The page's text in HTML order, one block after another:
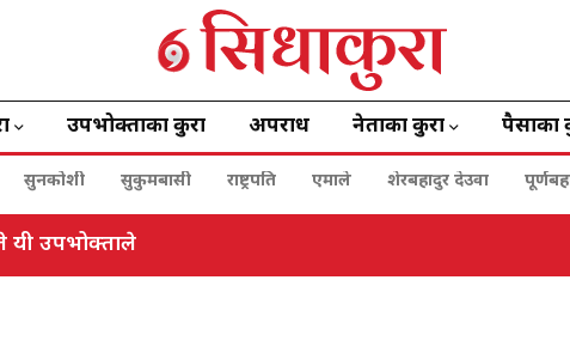
उपभोक्ताका कुरा अपराध नेताका कुरा पैसाका
सुनकोशी सुकुमबासी राष्ट्रपति एमाले शेरबहादुर देउवा
यी उपभोक्ताले